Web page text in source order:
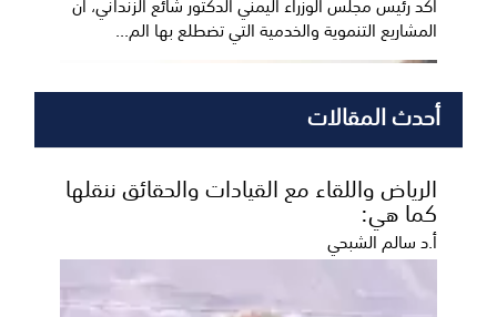
المشاريع التنموية والخدمية التي تضطلع بها الم...
أحدث المقالات
الرياض واللقاء مع القيادات والحقائق ننقلها
كما هي:
أ.د سالم الشبحي